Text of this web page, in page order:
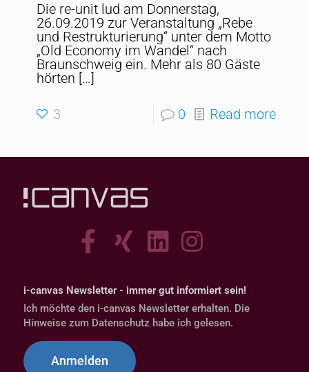
Die re-unit lud am Donnerstag,
26.09.2019 zur Veranstaltung „Rebe
und Restrukturierung“ unter dem Motto
„Old Economy im Wandel“ nach
Braunschweig ein. Mehr als 80 Gäste
hörten […]
3 0 Read more
i-canvas Newsletter - immer gut informiert sein!
Ich möchte den i-canvas Newsletter erhalten. Die
Hinweise zum Datenschutz habe ich gelesen.
Anmelden